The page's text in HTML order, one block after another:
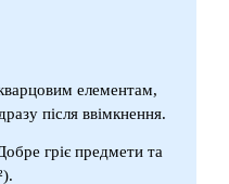
елементам,
після ввімкнення.
гріє предмети та